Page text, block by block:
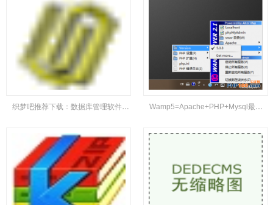
织梦吧推荐下载：数据库管理软件Navicat Lite Wamp5=Apache+PHP+Mysql最新版集成环境下载